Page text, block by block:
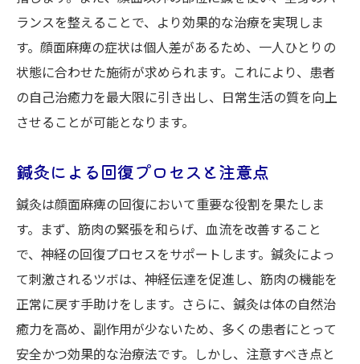
ランスを整えることで、より効果的な治療を実現しま
す。顔面麻痺の症状は個人差があるため、一人ひとりの
状態に合わせた施術が求められます。これにより、患者
の自己治癒力を最大限に引き出し、日常生活の質を向上
させることが可能となります。
鍼灸による回復プロセスと注意点
鍼灸は顔面麻痺の回復において重要な役割を果たしま
す。まず、筋肉の緊張を和らげ、血流を改善すること
で、神経の回復プロセスをサポートします。鍼灸によっ
て刺激されるツボは、神経伝達を促進し、筋肉の機能を
正常に戻す手助けをします。さらに、鍼灸は体の自然治
癒力を高め、副作用が少ないため、多くの患者にとって
安全かつ効果的な治療法です。しかし、注意すべき点と